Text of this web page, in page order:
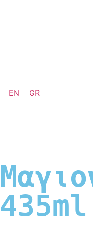
EN GR
435ml